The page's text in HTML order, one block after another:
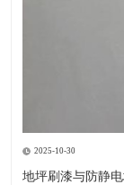
2025-10-30
地坪刷漆与防静